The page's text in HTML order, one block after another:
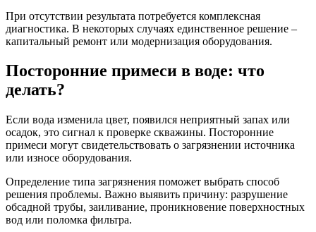
При отсутствии результата потребуется комплексная
диагностика. В некоторых случаях единственное решение –
капитальный ремонт или модернизация оборудования.
Посторонние примеси в воде: что
делать?
Если вода изменила цвет, появился неприятный запах или
осадок, это сигнал к проверке скважины. Посторонние
примеси могут свидетельствовать о загрязнении источника
или износе оборудования.
Определение типа загрязнения поможет выбрать способ
решения проблемы. Важно выявить причину: разрушение
обсадной трубы, заиливание, проникновение поверхностных
вод или поломка фильтра.